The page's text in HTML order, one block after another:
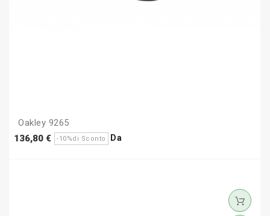
Oakley 9265
136,80 € Prezzo
base
-10%di Sconto Da